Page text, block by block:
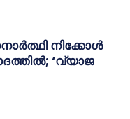
നിക്കോൾ
‘വ്യാജ